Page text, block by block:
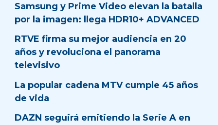
Samsung y Prime Video elevan la batalla
por la imagen: llega HDR10+ ADVANCED
RTVE firma su mejor audiencia en 20
años y revoluciona el panorama
televisivo
La popular cadena MTV cumple 45 años
de vida
DAZN seguirá emitiendo la Serie A en